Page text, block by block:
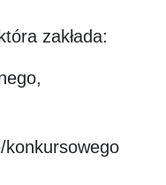
zakłada: